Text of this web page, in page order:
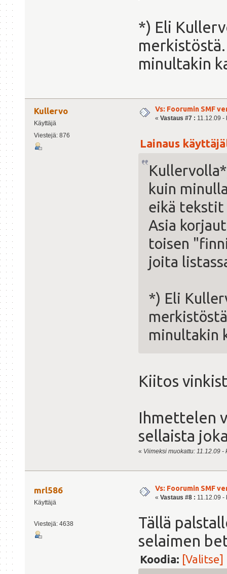
*) Eli
minultakin
Kullervo
Käyttäjä
Viestejä: 876
Vs: Foorumin SMF
« Vastaus #7 : 11.12.09 -
Lainaus
kuin
eikä tekstit
Asia
toisen
joita
*) Eli
minultakin
Kiitos
Ihmettelen
sellaista
« Viimeksi muokattu: 11.12.09
mrl586
Käyttäjä
Viestejä: 4638
Vs: Foorumin SMF
« Vastaus #8 : 11.12.09 -
Tällä
selaimen
Koodia: [Valitse]